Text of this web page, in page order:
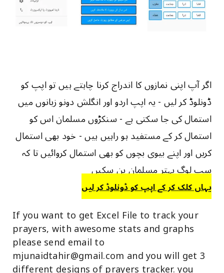
اگر آپ اپنی نمازوں کا اندراج کرنا چاہتے ہیں تو اپپ کو
ڈونلوڈ کر لیں - یہ اپپ اردو اور انگلش دونو زبانوں میں
استمال کی جا سکتی ہے - سنکڑوں مسلمان اس کو
استمال کر کے مستفید ہو راہیں ہیں - خود بھی استمال
کریں اور اپنے بیوی بچوں کو بھی استمال کروائیں تا کہ
سب لوگ بہتر مسلمان بن سکیں
یہاں کلک کر کے اپپ کو ڈونلوڈ کر لیں
If you want to get Excel File to track your
prayers, with awesome stats and graphs
please send email to
mjunaidtahir@gmail.com and you will get 3